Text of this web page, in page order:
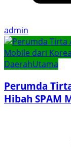
admin
DaerahUtama
Perumda
Hibah SPAM